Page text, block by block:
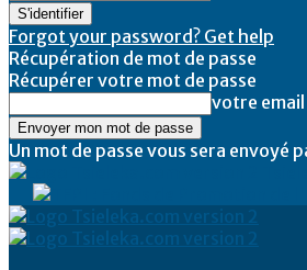
Forgot your password? Get help
Récupération de mot de passe
Récupérer votre mot de passe
votre email
Un mot de passe vous sera envoyé